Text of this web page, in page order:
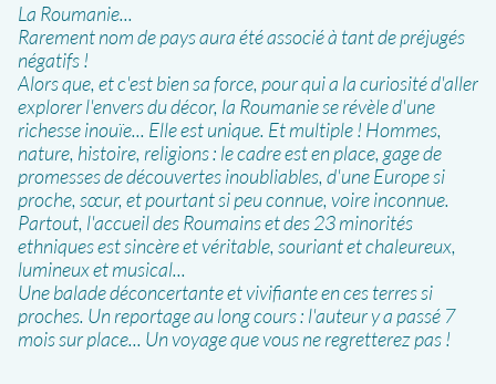
La Roumanie...
Rarement nom de pays aura été associé à tant de préjugés
négatifs !
Alors que, et c'est bien sa force, pour qui a la curiosité d'aller
explorer l'envers du décor, la Roumanie se révèle d'une
richesse inouïe... Elle est unique. Et multiple ! Hommes,
nature, histoire, religions : le cadre est en place, gage de
promesses de découvertes inoubliables, d'une Europe si
proche, sœur, et pourtant si peu connue, voire inconnue.
Partout, l'accueil des Roumains et des 23 minorités
ethniques est sincère et véritable, souriant et chaleureux,
lumineux et musical...
Une balade déconcertante et vivifiante en ces terres si
proches. Un reportage au long cours : l'auteur y a passé 7
mois sur place... Un voyage que vous ne regretterez pas !